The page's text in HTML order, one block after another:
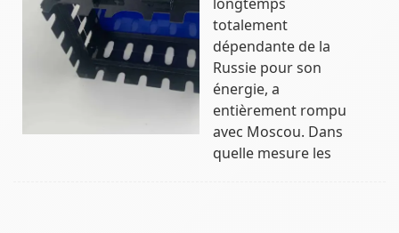
totalement
dépendante de la
Russie pour son
énergie, a
entièrement rompu
avec Moscou. Dans
quelle mesure les